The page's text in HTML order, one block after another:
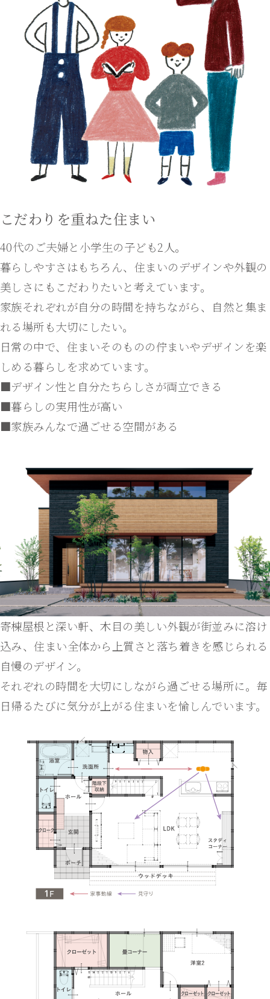
こだわりを重ねた住まい
40代のご夫婦と小学生の子ども2人。
暮らしやすさはもちろん、住まいのデザインや外観の
美しさにもこだわりたいと考えています。
家族それぞれが自分の時間を持ちながら、自然と集ま
れる場所も大切にしたい。
日常の中で、住まいそのものの佇まいやデザインを楽
しめる暮らしを求めています。
■デザイン性と自分たちらしさが両立できる
■暮らしの実用性が高い
■家族みんなで過ごせる空間がある
寄棟屋根と深い軒、木目の美しい外観が街並みに溶け
込み、住まい全体から上質さと落ち着きを感じられる
自慢のデザイン。
それぞれの時間を大切にしながら過ごせる場所に。毎
日帰るたびに気分が上がる住まいを愉しんでいます。